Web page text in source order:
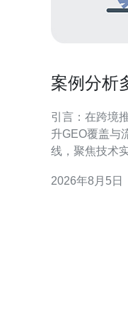
案例分析
引言：在跨境
升GEO覆盖与
线，聚焦技术
持跨境推广 香港VPS具备接近大陆与东南亚的网络邻
2026年8月5日